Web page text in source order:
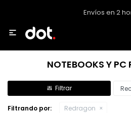
Envíos en 2

NOTEBOOKS Y PC
Filtrando por: Redragon
Notebooks y PC